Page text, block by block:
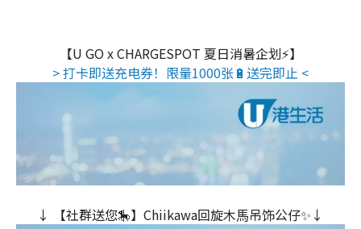
【U GO x CHARGESPOT 夏日消暑企划⚡】
> 打卡即送充电券！限量1000张🔋送完即止 <
↓ 【社群送您🎠】Chiikawa回旋木⾺吊饰公仔✨↓